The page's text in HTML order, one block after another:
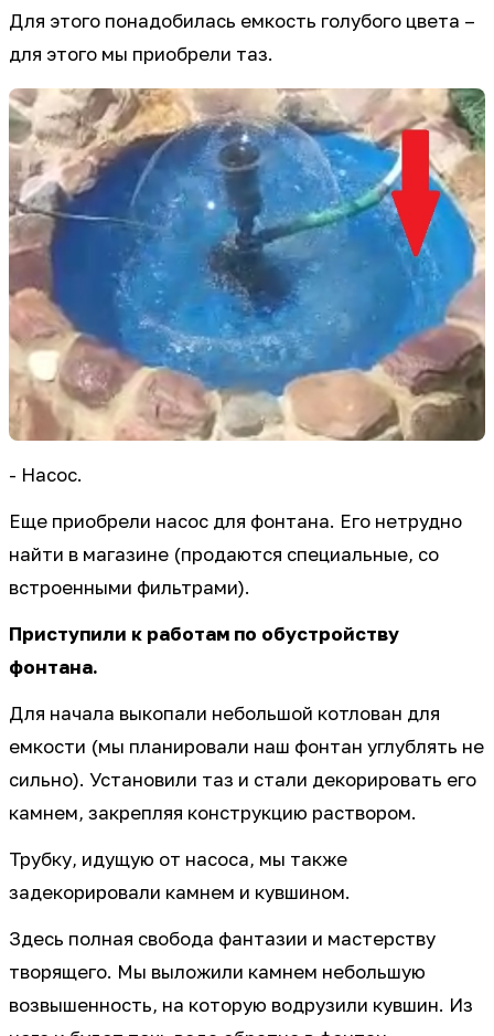
Для этого понадобилась емкость голубого цвета –
для этого мы приобрели таз.
- Насос.
Еще приобрели насос для фонтана. Его нетрудно
найти в магазине (продаются специальные, со
встроенными фильтрами).
Приступили к работам по обустройству
фонтана.
Для начала выкопали небольшой котлован для
емкости (мы планировали наш фонтан углублять не
сильно). Установили таз и стали декорировать его
камнем, закрепляя конструкцию раствором.
Трубку, идущую от насоса, мы также
задекорировали камнем и кувшином.
Здесь полная свобода фантазии и мастерству
творящего. Мы выложили камнем небольшую
возвышенность, на которую водрузили кувшин. Из